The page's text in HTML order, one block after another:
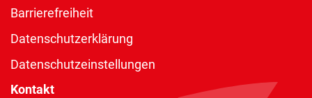
Barrierefreiheit
Datenschutzerklärung
Datenschutzeinstellungen
Kontakt